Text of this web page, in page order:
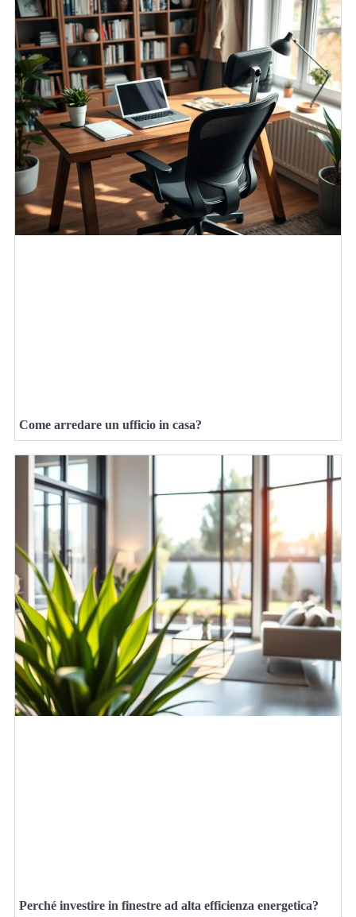
Come arredare un ufficio in casa?
Perché investire in finestre ad alta efficienza energetica?